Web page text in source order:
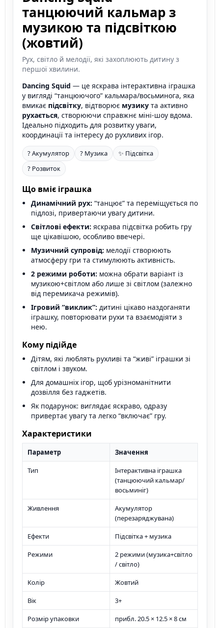
танцюючий кальмар з
музикою та підсвіткою
(жовтий)
Рух, світло й мелодії, які захоплюють дитину з
першої хвилини.
Dancing Squid — це яскрава інтерактивна іграшка
у вигляді “танцюючого” кальмара/восьминога, яка
вмикає підсвітку, відтворює музику та активно
рухається, створюючи справжнє міні-шоу вдома.
Ідеально підходить для розвитку уваги,
координації та інтересу до рухливих ігор.
? Акумулятор ? Музика
✨ Підсвітка
? Розвиток
Що вміє іграшка
Динамічний рух: “танцює” та переміщується по
підлозі, привертаючи увагу дитини.
Світлові ефекти: яскрава підсвітка робить гру
ще цікавішою, особливо ввечері.
Музичний супровід: мелодії створюють
атмосферу гри та стимулюють активність.
2 режими роботи: можна обрати варіант із
музикою+світлом або лише зі світлом (залежно
від перемикача режимів).
Ігровий “виклик”: дитині цікаво наздоганяти
іграшку, повторювати рухи та взаємодіяти з
нею.
Кому підійде
Дітям, які люблять рухливі та “живі” іграшки зі
світлом і звуком.
Для домашніх ігор, щоб урізноманітнити
дозвілля без гаджетів.
Як подарунок: виглядає яскраво, одразу
привертає увагу та легко “включає” гру.
Характеристики
Параметр Значення
Тип
Інтерактивна іграшка
(танцюючий кальмар/
восьминіг)
Живлення
Акумулятор
(перезаряджувана)
Ефекти Підсвітка + музика
Режими
2 режими (музика+світло
/ світло)
Колір Жовтий
Вік 3+
Розмір упаковки прибл. 20.5 × 12.5 × 8 см